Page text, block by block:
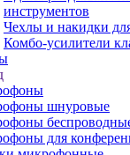
инструментов
Чехлы и накидки
Комбо-усилители
шнуровые
для